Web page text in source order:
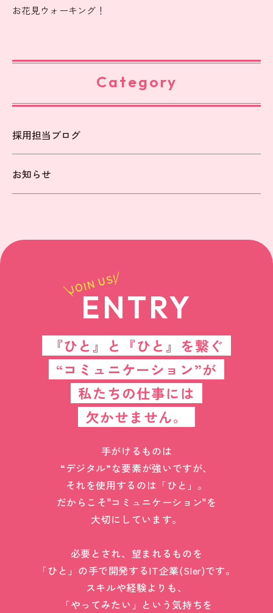
お花見ウォーキング！
Category
採用担当ブログ
お知らせ
JOIN US!
ENTRY
『ひと』と『ひと』を繋ぐ
“コミュニケーション”が
私たちの仕事には
欠かせません。
手がけるものは
“デジタル”な要素が強いですが、
それを使用するのは「ひと」。
だからこそ"コミュニケーション"を
大切にしています。
必要とされ、望まれるものを
「ひと」の手で開発するIT企業(SIer)です。
スキルや経験よりも、
「やってみたい」という気持ちを